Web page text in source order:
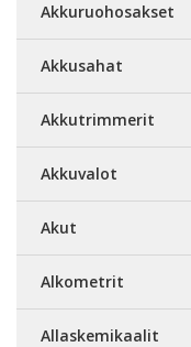
Akkuruohosakset
Akkusahat
Akkutrimmerit
Akkuvalot
Akut
Alkometrit
Allaskemikaalit